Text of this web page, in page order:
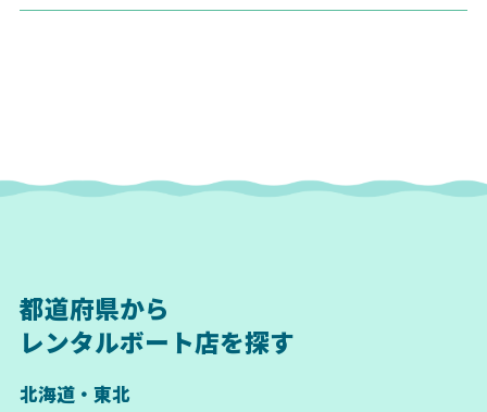
都道府県から
レンタルボート店を探す
北海道・東北